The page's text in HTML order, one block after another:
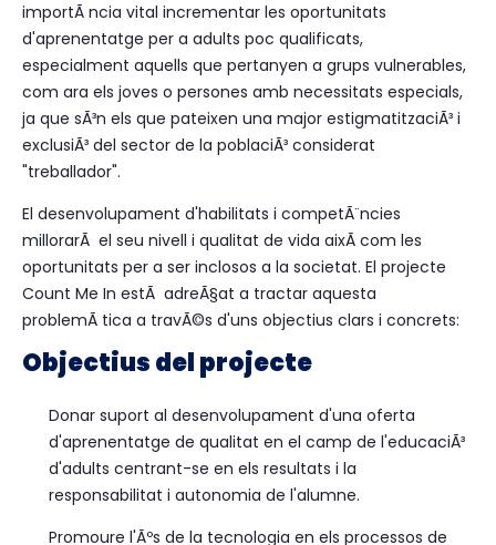
importÃ ncia vital incrementar les oportunitats
d'aprenentatge per a adults poc qualificats,
especialment aquells que pertanyen a grups vulnerables,
com ara els joves o persones amb necessitats especials,
ja que sÃ³n els que pateixen una major estigmatitzaciÃ³ i
exclusiÃ³ del sector de la poblaciÃ³ considerat
"treballador".
El desenvolupament d'habilitats i competÃ¨ncies
millorarÃ el seu nivell i qualitat de vida aixÃ­ com les
oportunitats per a ser inclosos a la societat. El projecte
Count Me In estÃ adreÃ§at a tractar aquesta
problemÃ tica a travÃ©s d'uns objectius clars i concrets:
Objectius del projecte
Donar suport al desenvolupament d'una oferta
d'aprenentatge de qualitat en el camp de l'educaciÃ³
d'adults centrant-se en els resultats i la
responsabilitat i autonomia de l'alumne.
Promoure l'Ãºs de la tecnologia en els processos de